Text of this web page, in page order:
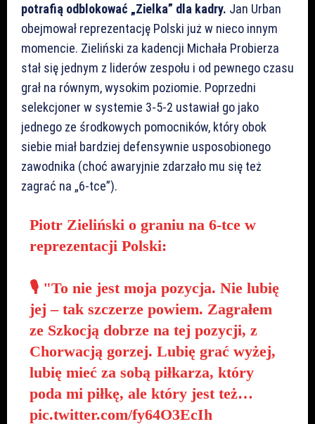
potrafią odblokować „Zielka” dla kadry. Jan Urban
obejmował reprezentację Polski już w nieco innym
momencie. Zieliński za kadencji Michała Probierza
stał się jednym z liderów zespołu i od pewnego czasu
grał na równym, wysokim poziomie. Poprzedni
selekcjoner w systemie 3-5-2 ustawiał go jako
jednego ze środkowych pomocników, który obok
siebie miał bardziej defensywnie usposobionego
zawodnika (choć awaryjnie zdarzało mu się też
zagrać na „6-tce”).
Piotr Zieliński o graniu na 6-tce w
reprezentacji Polski:
🎙️ "To nie jest moja pozycja. Nie lubię
jej – tak szczerze powiem. Zagrałem
ze Szkocją dobrze na tej pozycji, z
Chorwacją gorzej. Lubię grać wyżej,
lubię mieć za sobą piłkarza, który
poda mi piłkę, ale który jest też…
pic.twitter.com/fy64O3EcIh